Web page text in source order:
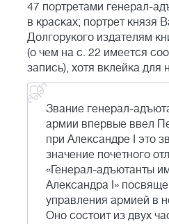
47 портретами генерал-
в красках; портрет князя
Долгорукого издателям
(о чем на с. 22 имеется
запись), хотя вклейка для
Звание генерал-
армии впервые ввел
при Александре I это
значение почетного
«Генерал-адъютанты
Александра I»
управления армией в
Оно состоит из двух